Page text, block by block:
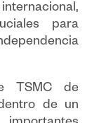
para
TSMC de
de un